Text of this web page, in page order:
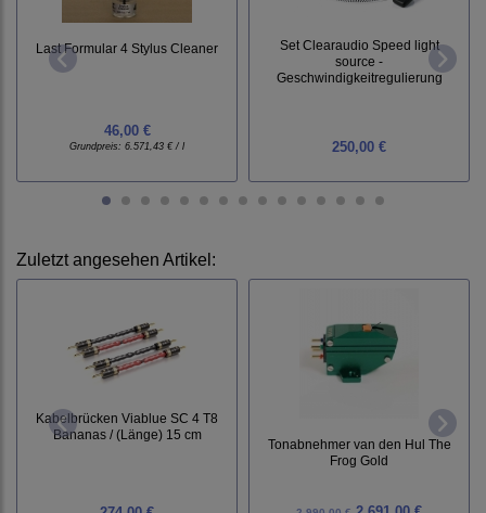
Last Formular 4 Stylus Cleaner
46,00 €
Grundpreis: 6.571,43 € / l
Set Clearaudio Speed light
source -
Geschwindigkeitregulierung
250,00 €
Zuletzt angesehen Artikel:
Kabelbrücken Viablue SC 4 T8
Bananas / (Länge) 15 cm
Tonabnehmer van den Hul The
Frog Gold